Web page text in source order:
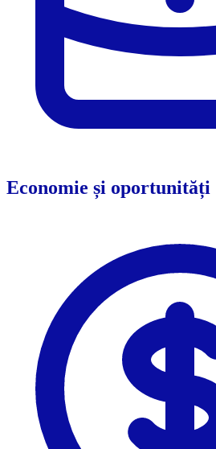
Economie și oportunități